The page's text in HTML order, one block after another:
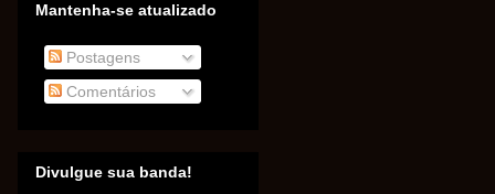
Mantenha-se atualizado
Postagens
Comentários
Divulgue sua banda!